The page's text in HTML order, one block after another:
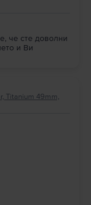
че сте доволни
и Ви
Titanium 49mm,